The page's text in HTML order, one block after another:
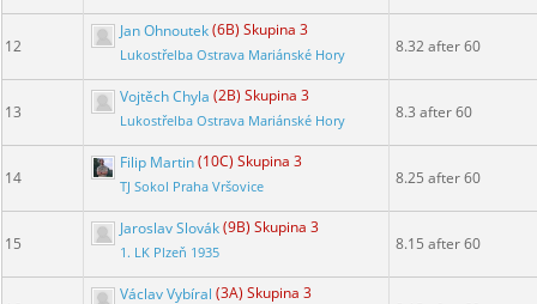
12
Jan Ohnoutek(6B) Skupina 3
Lukostřelba Ostrava Mariánské Hory 8.32 after 60
13
Vojtěch Chyla (2B) Skupina 3
Lukostřelba Ostrava Mariánské Hory 8.3 after 60
14
Filip Martin(10C) Skupina 3
TJ Sokol Praha Vršovice 8.25 after 60
15
Jaroslav Slovák(9B) Skupina 3
1. LK Plzeň 1935 8.15 after 60
Václav Vybíral (3A) Skupina 3